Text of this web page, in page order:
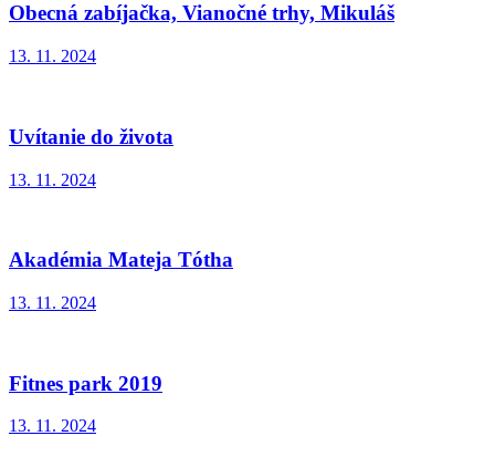
Obecná zabíjačka, Vianočné trhy, Mikuláš
13. 11. 2024
Uvítanie do života
13. 11. 2024
Akadémia Mateja Tótha
13. 11. 2024
Fitnes park 2019
13. 11. 2024